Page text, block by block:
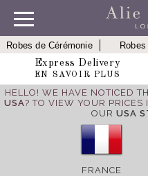
Robes de Cérémonie
Express Delivery
EN SAVOIR PLUS
HELLO! WE HAVE NOTICED
USA? TO VIEW YOUR PRICES
OUR USA
FRANCE